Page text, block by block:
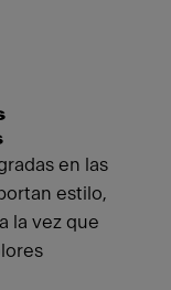
en las
estilo,
la vez que